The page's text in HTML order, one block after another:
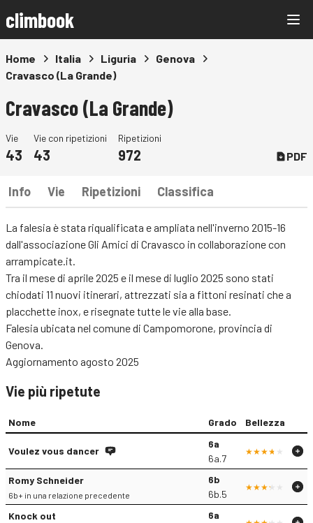
climbook
Home Italia Liguria
Genova
Cravasco (La Grande)
Cravasco (La Grande)
Vie
43
Vie con ripetizioni
43
Ripetizioni
972 PDF
Info Vie Ripetizioni Classifica
La falesia è stata riqualificata e ampliata nell'inverno 2015-16
dall'associazione Gli Amici di Cravasco in collaborazione con
arrampicate.it.
Tra il mese di aprile 2025 e il mese di luglio 2025 sono stati
chiodati 11 nuovi itinerari, attrezzati sia a fittoni resinati che a
placchette inox, e risegnate tutte le vie alla base.
Falesia ubicata nel comune di Campomorone, provincia di
Genova.
Aggiornamento agosto 2025
Vie più ripetute
Nome Grado Bellezza
Voulez vous dancer
6a
6a.7
Romy Schneider
6b+ in una relazione precedente
6b
6b.5
Knock out
6a